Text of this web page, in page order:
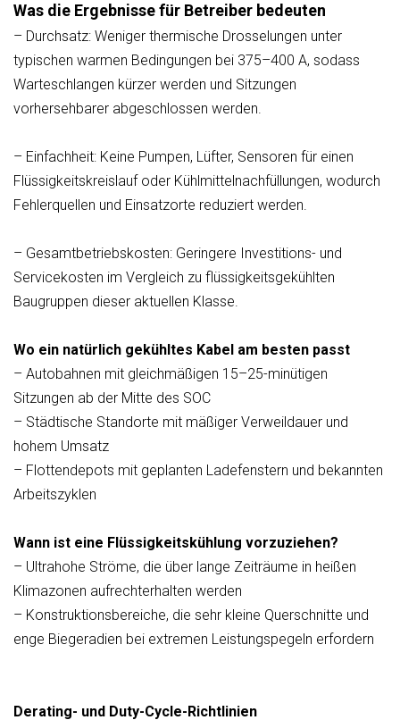
Was die Ergebnisse für Betreiber bedeuten
– Durchsatz: Weniger thermische Drosselungen unter
typischen warmen Bedingungen bei 375–400 A, sodass
Warteschlangen kürzer werden und Sitzungen
vorhersehbarer abgeschlossen werden.
– Einfachheit: Keine Pumpen, Lüfter, Sensoren für einen
Flüssigkeitskreislauf oder Kühlmittelnachfüllungen, wodurch
Fehlerquellen und Einsatzorte reduziert werden.
– Gesamtbetriebskosten: Geringere Investitions- und
Servicekosten im Vergleich zu flüssigkeitsgekühlten
Baugruppen dieser aktuellen Klasse.
Wo ein natürlich gekühltes Kabel am besten passt
– Autobahnen mit gleichmäßigen 15–25-minütigen
Sitzungen ab der Mitte des SOC
– Städtische Standorte mit mäßiger Verweildauer und
hohem Umsatz
– Flottendepots mit geplanten Ladefenstern und bekannten
Arbeitszyklen
Wann ist eine Flüssigkeitskühlung vorzuziehen?
– Ultrahohe Ströme, die über lange Zeiträume in heißen
Klimazonen aufrechterhalten werden
– Konstruktionsbereiche, die sehr kleine Querschnitte und
enge Biegeradien bei extremen Leistungspegeln erfordern
Derating- und Duty-Cycle-Richtlinien